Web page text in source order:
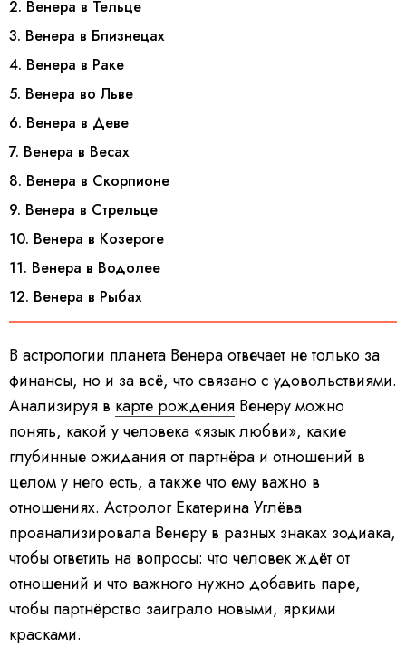
2. Венера в Тельце
3. Венера в Близнецах
4. Венера в Раке
5. Венера во Льве
6. Венера в Деве
7. Венера в Весах
8. Венера в Скорпионе
9. Венера в Стрельце
10. Венера в Козероге
11. Венера в Водолее
12. Венера в Рыбах
В астрологии планета Венера отвечает не только за
финансы, но и за всё, что связано с удовольствиями.
Анализируя в карте рождения Венеру можно
понять, какой у человека «язык любви», какие
глубинные ожидания от партнёра и отношений в
целом у него есть, а также что ему важно в
отношениях. Астролог Екатерина Углёва
проанализировала Венеру в разных знаках зодиака,
чтобы ответить на вопросы: что человек ждёт от
отношений и что важного нужно добавить паре,
чтобы партнёрство заиграло новыми, яркими
красками.